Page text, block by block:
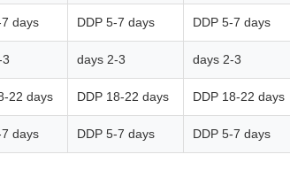
DDP 5-7 days
DDP 5-7 days
days
2-3 days
2-3 days
DDP 18-22 days
DDP 18-22 days
22 days
DDP 5-7 days
DDP 5-7 days
days